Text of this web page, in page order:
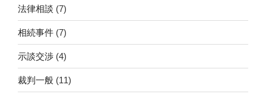
法律相談 (7)
相続事件 (7)
示談交渉 (4)
裁判一般 (11)